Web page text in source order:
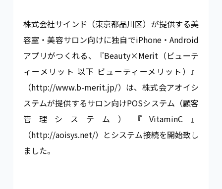
株式会社サインド（東京都品川区）が提供する美
容室・美容サロン向けに独自でiPhone・Android
アプリがつくれる、『Beauty×Merit（ビューテ
ィーメリット 以下 ビューティーメリット）』
（http://www.b-merit.jp/）は、株式会アオイシ
ステムが提供するサロン向けPOSシステム（顧客
管理システム）『VitaminC』
（http://aoisys.net/）とシステム接続を開始致し
ました。